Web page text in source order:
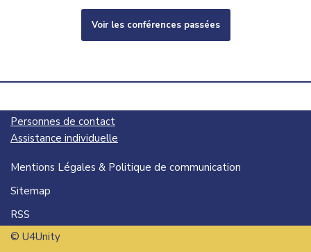
Voir les conférences passées
Personnes de contact
Assistance individuelle
Mentions Légales & Politique de communication
Sitemap
RSS
© U4Unity